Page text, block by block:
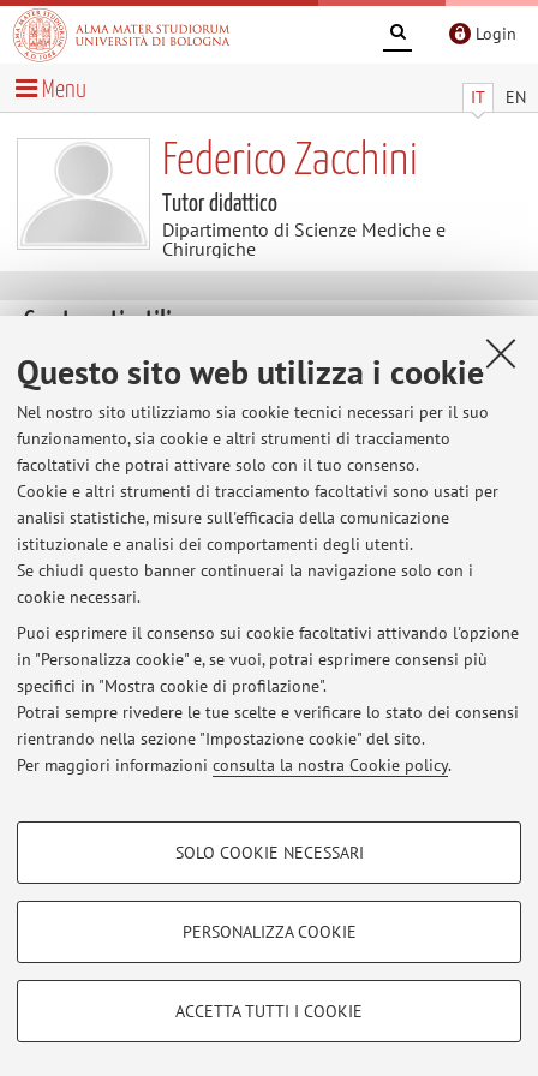
Questo sito web utilizza i cookie
Nel nostro sito utilizziamo sia cookie tecnici necessari per il suo
funzionamento, sia cookie e altri strumenti di tracciamento
facoltativi che potrai attivare solo con il tuo consenso.
Cookie e altri strumenti di tracciamento facoltativi sono usati per
analisi statistiche, misure sull'efficacia della comunicazione
istituzionale e analisi dei comportamenti degli utenti.
Se chiudi questo banner continuerai la navigazione solo con i
cookie necessari.
Puoi esprimere il consenso sui cookie facoltativi attivando l'opzione
in "Personalizza cookie" e, se vuoi, potrai esprimere consensi più
specifici in "Mostra cookie di profilazione".
Potrai sempre rivedere le tue scelte e verificare lo stato dei consensi
rientrando nella sezione "Impostazione cookie" del sito.
Per maggiori informazioni consulta la nostra Cookie policy.
COOKIE DI PROFILAZIONE - FACOLTATIVI
COOKIE TECNICI - NECESSARI
Si tratta di cookie tecnici utilizzati, a titolo esemplificativo, per il corretto
SOLO COOKIE NECESSARI
PERSONALIZZA COOKIE
ACCETTA TUTTI I COOKIE
Login
IT EN
Menu
Federico Zacchini
Tutor didattico
Dipartimento di Scienze Mediche e
Chirurgiche
Contenuti utili
Al momento non sono presenti contenuti.
Ultimi avvisi
Al momento non sono presenti avvisi.
Area riservata
Accedi tramiteloginper gestire tutti i contenuti del sito.
Zamboni, 33 - 40126 Bologna - Partita IVA: 01131710376
|Note legali| Impostazioni Cookie